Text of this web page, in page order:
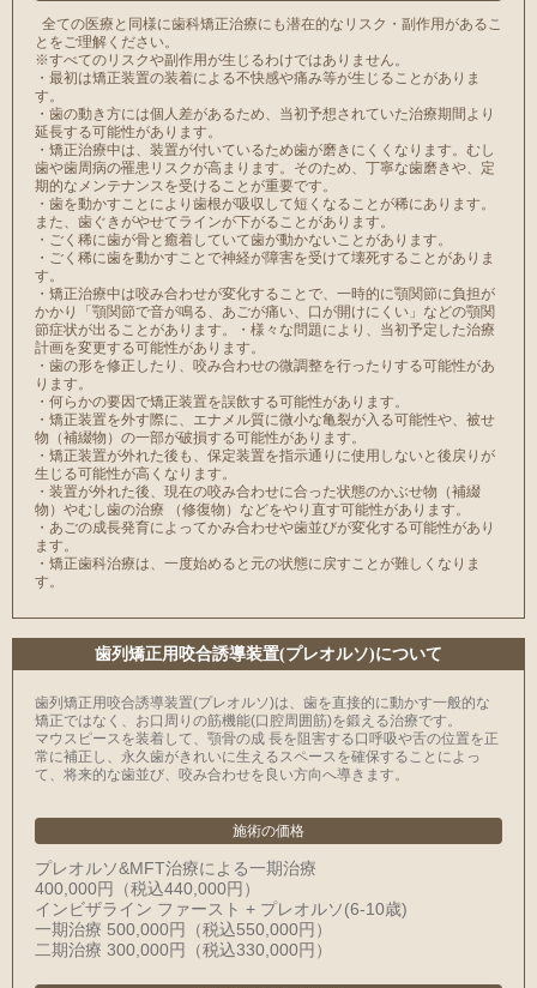
全ての医療と同様に歯科矯正治療にも潜在的なリスク・副作用があるこ
とをご理解ください。
※すべてのリスクや副作用が生じるわけではありません。
・最初は矯正装置の装着による不快感や痛み等が生じることがありま
す。
・歯の動き方には個人差があるため、当初予想されていた治療期間より
延長する可能性があります。
・矯正治療中は、装置が付いているため歯が磨きにくくなります。むし
歯や歯周病の罹患リスクが高まります。そのため、丁寧な歯磨きや、定
期的なメンテナンスを受けることが重要です。
・歯を動かすことにより歯根が吸収して短くなることが稀にあります。
また、歯ぐきがやせてラインが下がることがあります。
・ごく稀に歯が骨と癒着していて歯が動かないことがあります。
・ごく稀に歯を動かすことで神経が障害を受けて壊死することがありま
す。
・矯正治療中は咬み合わせが変化することで、一時的に顎関節に負担が
かかり「顎関節で音が鳴る、あごが痛い、口が開けにくい」などの顎関
節症状が出ることがあります。 ・様々な問題により、当初予定した治療
計画を変更する可能性があります。
・歯の形を修正したり、咬み合わせの微調整を行ったりする可能性があ
ります。
・何らかの要因で矯正装置を誤飲する可能性があります。
・矯正装置を外す際に、エナメル質に微小な亀裂が入る可能性や、被せ
物（補綴物）の一部が破損する可能性があります。
・矯正装置が外れた後も、保定装置を指示通りに使用しないと後戻りが
生じる可能性が高くなります。
・装置が外れた後、現在の咬み合わせに合った状態のかぶせ物（補綴
物）やむし歯の治療 （修復物）などをやり直す可能性があります。
・あごの成長発育によってかみ合わせや歯並びが変化する可能性があり
ます。
・矯正歯科治療は、一度始めると元の状態に戻すことが難しくなりま
す。
⻭列矯正用咬合誘導装置(プレオルソ)について
歯列矯正用咬合誘導装置(プレオルソ)は、歯を直接的に動かす一般的な
矯正ではなく、お口周りの筋機能(口腔周囲筋)を鍛える治療です。
マウスピースを装着して、顎骨の成 長を阻害する口呼吸や舌の位置を正
常に補正し、永久歯がきれいに生えるスペースを確保することによっ
て、将来的な歯並び、咬み合わせを良い方向へ導きます。
施術の価格
プレオルソ&MFT治療による一期治療
400,000円（税込440,000円）
インビザライン ファースト + プレオルソ(6-10歳)
一期治療 500,000円（税込550,000円）
二期治療 300,000円（税込330,000円）